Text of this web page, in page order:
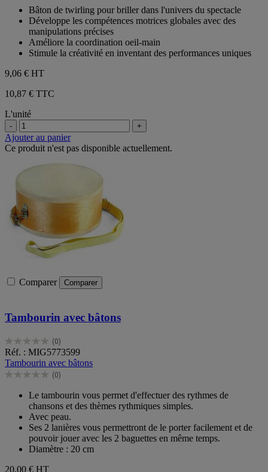
étoiles.
Bâton de twirling pour briller dans l'univers du spectacle
Développe les compétences motrices globales avec des
manipulations précises
Améliore la coordination oeil-main
Stimule la créativité en inventant des performances uniques
9,06 € HT
10,87 € TTC
L'unité
- +
Ajouter au panier
Ce produit n'est pas disponible actuellement.
Comparer Comparer
Tambourin avec bâtons
(0)
0.0
sur
5
étoiles.
Réf. : MIG5773599
Tambourin avec bâtons
(0)
0.0
étoiles.
Le tambourin vous permet d'effectuer des rythmes de
chansons et des thèmes rythmiques simples.
Avec peau.
Ses 2 lanières vous permettront de le porter facilement et de
pouvoir jouer avec les 2 baguettes en même temps.
Diamètre : 20 cm
20,00 € HT